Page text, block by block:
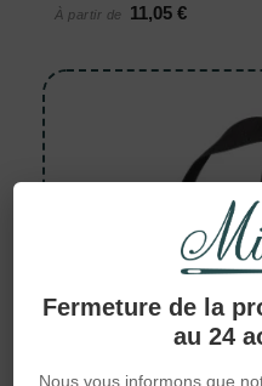
Fermeture de la
au 24
Nous vous informons que
À partir de
11,05 €